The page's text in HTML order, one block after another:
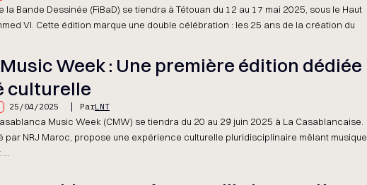
la Bande Dessinée (FiBaD) se tiendra à Tétouan du 12 au 17 mai 2025, sous le Haut
VI. Cette édition marque une double célébration : les 25 ans de la création du
Week : Une première édition dédiée
culturelle
25/04/2025 ParLNT
Music Week (CMW) se tiendra du 20 au 29 juin 2025 à La Casablancaise.
par NRJ Maroc, propose une expérience culturelle pluridisciplinaire mêlant musique,